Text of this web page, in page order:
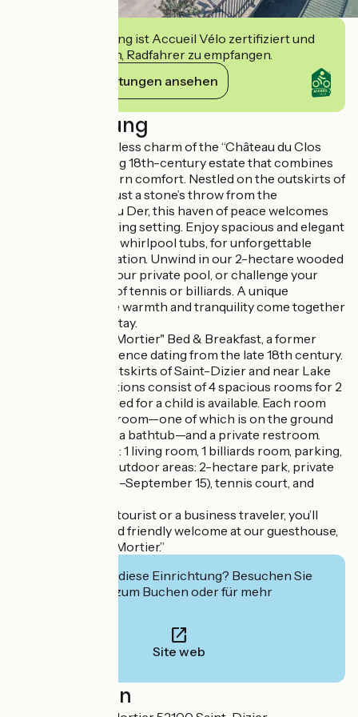
Diese Einrichtung ist Accueil Vélo zertifiziert und
verpflichtet sich, Radfahrer zu empfangen.
Ihre Verpflichtungen ansehen
Beschreibung
Discover the timeless charm of the “Château du Clos
Mortier,” a stunning 18th-century estate that combines
history with modern comfort. Nestled on the outskirts of
Saint-Dizier and just a stone’s throw from the
magnificent Lac du Der, this haven of peace welcomes
you to an enchanting setting. Enjoy spacious and elegant
rooms, some with whirlpool tubs, for unforgettable
moments of relaxation. Unwind in our 2-hectare wooded
park, take a dip in our private pool, or challenge your
friends to a game of tennis or billiards. A unique
experience where warmth and tranquility come together
for a memorable stay.
"Château du Clos Mortier" Bed & Breakfast, a former
ironmaster’s residence dating from the late 18th century.
Located on the outskirts of Saint-Dizier and near Lake
Der. Accommodations consist of 4 spacious rooms for 2
people. An extra bed for a child is available. Each room
has a private bathroom—one of which is on the ground
floor and features a bathtub—and a private restroom.
Amenities include: 1 living room, 1 billiards room, parking,
and a courtyard. Outdoor areas: 2-hectare park, private
pool (open May 15–September 15), tennis court, and
Whether you’re a tourist or a business traveler, you’ll
receive a warm and friendly welcome at our guesthouse,
“Château du Clos Mortier.”
Interessiert Sie diese Einrichtung? Besuchen Sie
deren Website zum Buchen oder für mehr
Site web
Localisation